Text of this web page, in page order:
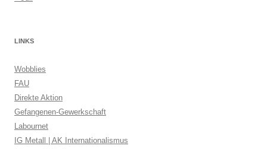
LINKS
Wobblies
FAU
Direkte Aktion
Gefangenen-Gewerkschaft
Labournet
IG Metall | AK Internationalismus